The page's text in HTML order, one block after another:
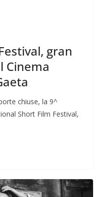
gran
Cinema
chiuse, la 9^
Short Film Festival,